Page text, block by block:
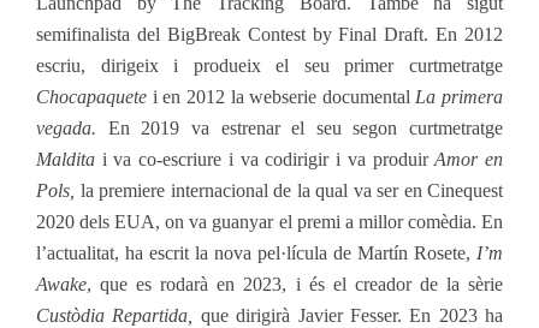
semifinalista del BigBreak Contest by Final Draft. En 2012
escriu, dirigeix i produeix el seu primer curtmetratge
Chocapaquete i en 2012 la webserie documental La primera
vegada. En 2019 va estrenar el seu segon curtmetratge
Maldita i va co-escriure i va codirigir i va produirAmor en
Pols, la premiere internacional de la qual va ser en Cinequest
2020 dels EUA, on va guanyar el premi a millor comèdia. En
l’actualitat, ha escrit la nova pel·lícula de Martín Rosete, I’m
Awake, que es rodarà en 2023, i és el creador de la sèrie
Custòdia Repartida, que dirigirà Javier Fesser. En 2023 ha